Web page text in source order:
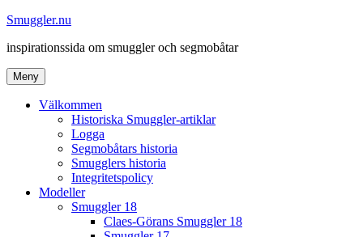
Hoppa
innehåll
Smuggler.nu
inspirationssida om smuggler och segmobåtar
Meny
Välkommen
Historiska Smuggler-artiklar
Logga
Segmobåtars historia
Smugglers historia
Integritetspolicy
Modeller
Smuggler 18
Claes-Görans Smuggler 18